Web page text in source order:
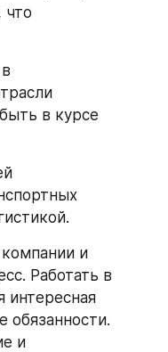
что
в курсе
и
Работать в
интересная
обязанности.
и